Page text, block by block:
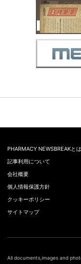
PHARMACY NEWSBREAKとは
記事利用について
会社概要
個人情報保護方針
クッキーポリシー
サイトマップ
All documents,images and